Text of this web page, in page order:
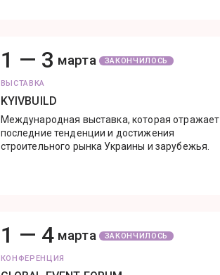
1 — 3 марта ЗАКОНЧИЛОСЬ
ВЫСТАВКА
KYIVBUILD
Международная выставка, которая отражает
последние тенденции и достижения
строительного рынка Украины и зарубежья.
1 — 4марта ЗАКОНЧИЛОСЬ
КОНФЕРЕНЦИЯ